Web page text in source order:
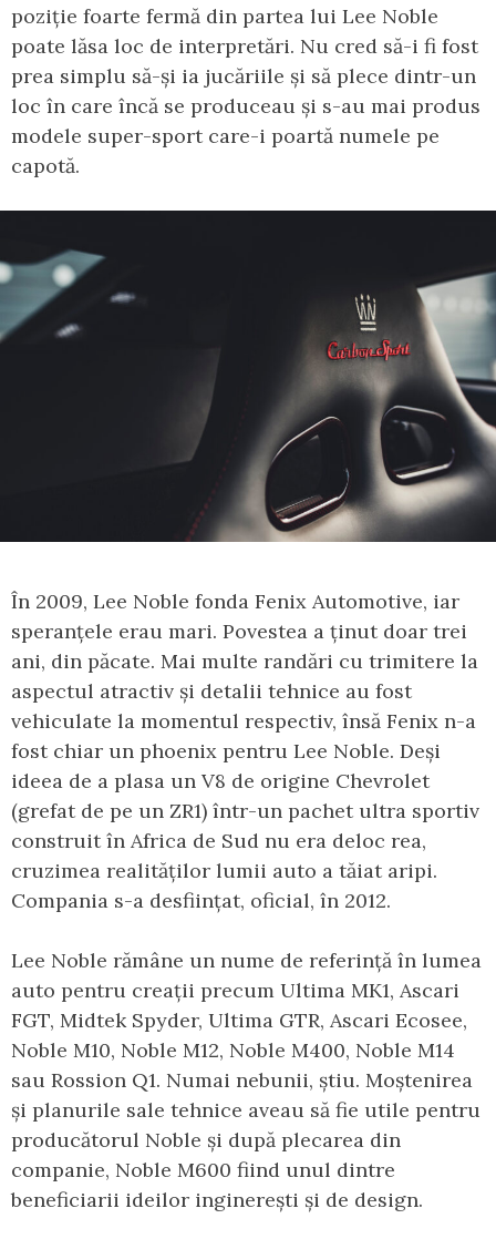
poziție foarte fermă din partea lui Lee Noble
poate lăsa loc de interpretări. Nu cred să-i fi fost
prea simplu să-și ia jucăriile și să plece dintr-un
loc în care încă se produceau și s-au mai produs
modele super-sport care-i poartă numele pe
capotă.
În 2009, Lee Noble fonda Fenix Automotive, iar
speranțele erau mari. Povestea a ținut doar trei
ani, din păcate. Mai multe randări cu trimitere la
aspectul atractiv și detalii tehnice au fost
vehiculate la momentul respectiv, însă Fenix n-a
fost chiar un phoenix pentru Lee Noble. Deși
ideea de a plasa un V8 de origine Chevrolet
(grefat de pe un ZR1) într-un pachet ultra sportiv
construit în Africa de Sud nu era deloc rea,
cruzimea realităților lumii auto a tăiat aripi.
Compania s-a desființat, oficial, în 2012.
Lee Noble rămâne un nume de referință în lumea
auto pentru creații precum Ultima MK1, Ascari
FGT, Midtek Spyder, Ultima GTR, Ascari Ecosee,
Noble M10, Noble M12, Noble M400, Noble M14
sau Rossion Q1. Numai nebunii, știu. Moștenirea
și planurile sale tehnice aveau să fie utile pentru
producătorul Noble și după plecarea din
companie, Noble M600 fiind unul dintre
beneficiarii ideilor inginerești și de design.